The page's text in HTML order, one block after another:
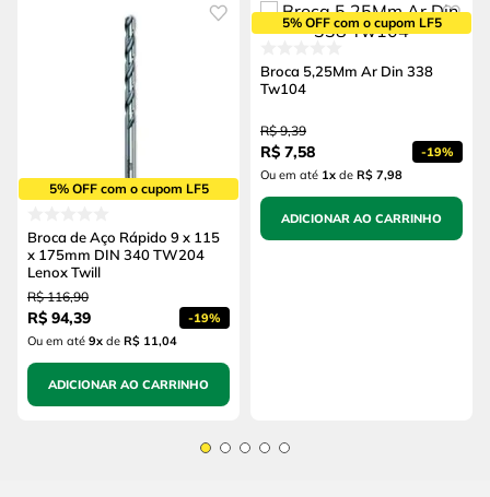
5% OFF com o cupom LF5
Broca de Aço Rápido 9 x 115
x 175mm DIN 340 TW204
Lenox Twill
R$ 116,90
R$ 94,39 -19%
Ou em até 9x de R$ 11,04
ADICIONAR AO CARRINHO
5% OFF com o cupom LF5
Broca 5,25Mm Ar Din 338
Tw104
R$ 9,39
R$ 7,58 -19%
Ou em até 1x de R$ 7,98
ADICIONAR AO CARRINHO